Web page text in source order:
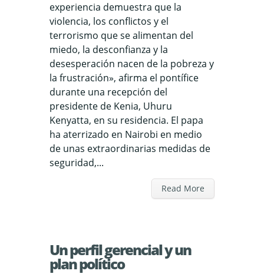
experiencia demuestra que la
violencia, los conflictos y el
terrorismo que se alimentan del
miedo, la desconfianza y la
desesperación nacen de la pobreza y
la frustración», afirma el pontífice
durante una recepción del
presidente de Kenia, Uhuru
Kenyatta, en su residencia. El papa
ha aterrizado en Nairobi en medio
de unas extraordinarias medidas de
seguridad,...
Read More
Un perfil gerencial y un
plan político